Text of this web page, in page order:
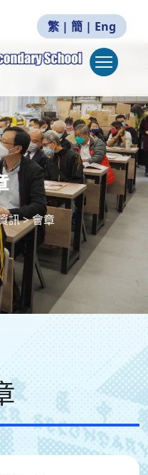
繁 | 簡 | Eng
訊>會章